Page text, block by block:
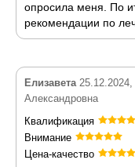
опросила меня. По
рекомендации по
Елизавета25.12.2024,
Александровна
Квалификация
Внимание
Цена-качество